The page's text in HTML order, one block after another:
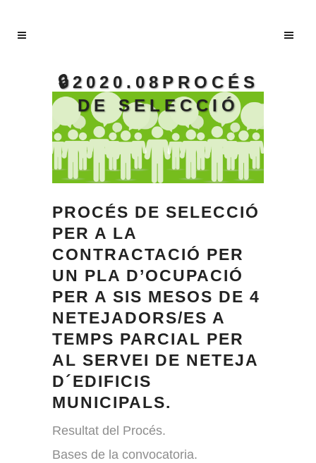
🔒2020.08PROCÉS
DE SELECCIÓ
PROCÉS DE SELECCIÓ
PER A LA
CONTRACTACIÓ PER
UN PLA D’OCUPACIÓ
PER A SIS MESOS DE 4
NETEJADORS/ES A
TEMPS PARCIAL PER
AL SERVEI DE NETEJA
D´EDIFICIS
MUNICIPALS.
Resultat del Procés.
Bases de la convocatoria.